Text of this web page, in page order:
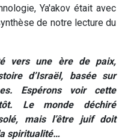
Ya'akov était avec
de notre lecture du
vers une ère de paix,
d’Israël, basée sur
Espérons voir cette
Le monde déchiré
mais l’être juif doit
spiritualité…